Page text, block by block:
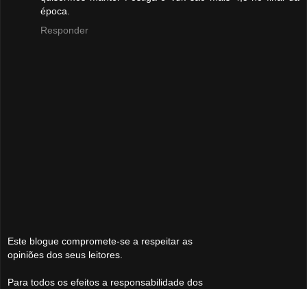
época.
Responder
Este blogue compromete-se a respeitar as
opiniões dos seus leitores.
Para todos os efeitos a responsabilidade dos